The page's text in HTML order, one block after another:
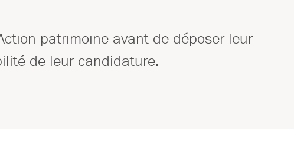
patrimoine avant de déposer leur
de leur candidature.